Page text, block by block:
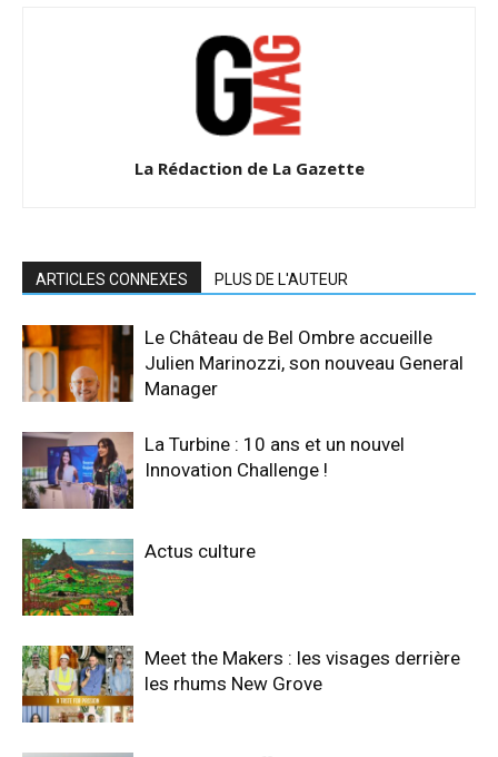
La Rédaction de La Gazette
ARTICLES CONNEXES PLUS DE L'AUTEUR
Le Château de Bel Ombre accueille
Julien Marinozzi, son nouveau General
Manager
La Turbine : 10 ans et un nouvel
Innovation Challenge !
Actus culture
Meet the Makers : les visages derrière
les rhums New Grove